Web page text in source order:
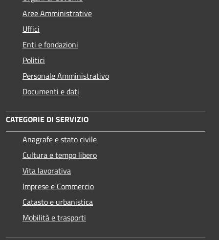
Aree Amministrative
Uffici
Enti e fondazioni
Politici
Personale Amministrativo
Documenti e dati
CATEGORIE DI SERVIZIO
Anagrafe e stato civile
Cultura e tempo libero
Vita lavorativa
Imprese e Commercio
Catasto e urbanistica
Mobilità e trasporti